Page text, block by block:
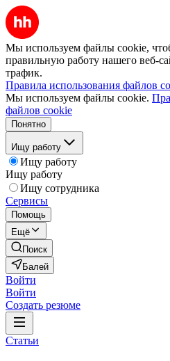
Мы используем файлы cookie,
правильную работу нашего веб-
трафик.
Правила использования файлов
Мы используем файлы cookie.
файлов cookie
Понятно
Ищу работу
Ищу работу
Ищу работу
Ищу сотрудника
Сервисы
Помощь
Ещё
Поиск
Балей
Войти
Войти
Создать резюме
Статьи